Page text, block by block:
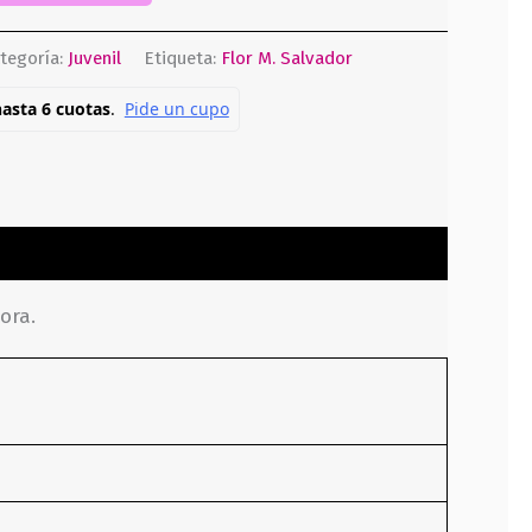
Juvenil Etiqueta: Flor M. Salvador